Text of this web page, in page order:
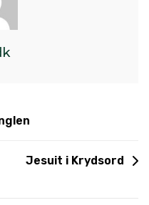
Jesuit i Krydsord